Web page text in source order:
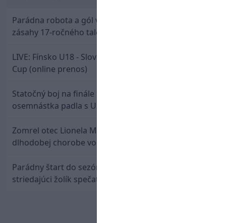
Parádna robota a gól v oslabení! Pozrite si oba
zásahy 17-ročného talentu Rychlíka proti USA
LIVE: Fínsko U18 - Slovensko U18 / Hlinka-Gretzky
Cup (online prenos)
Statočný boj na finále nestačil: Slovenská
osemnástka padla s USA a zabojuje o bronz
Zomrel otec Lionela Messiho. Jorge podľahol
dlhodobej chorobe vo veku 68 rokov
Parádny štart do sezóny: Rýchlik Boženík ako
striedajúci žolík spečatil postup Stoke